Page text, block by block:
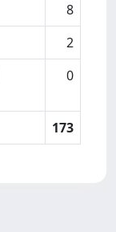
8
2
0
173